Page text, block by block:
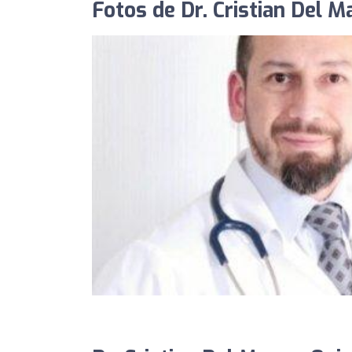
Fotos de Dr. Cristian Del